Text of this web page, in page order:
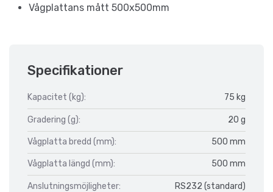
Vågplattans mått 500x500mm
Specifikationer
Kapacitet (kg): 75 kg
Gradering (g): 20 g
Vågplatta bredd (mm): 500 mm
Vågplatta längd (mm): 500 mm
Anslutningsmöjligheter:
RS232 (standard)